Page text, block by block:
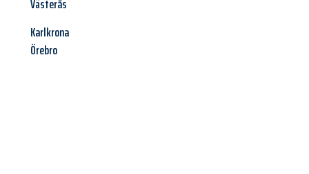
Västerås
Karlkrona
Örebro